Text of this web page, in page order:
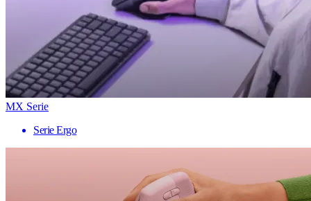
MX Serie
Serie Ergo